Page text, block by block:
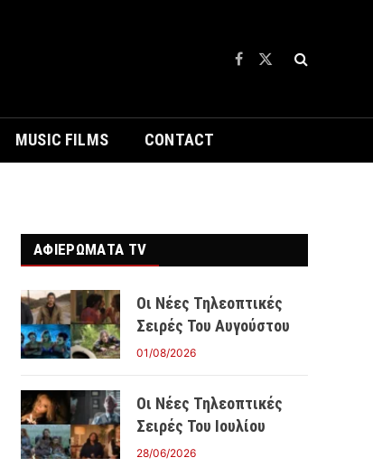
Facebook
X
MUSIC FILMS CONTACT
ΑΦΙΕΡΩΜΑΤΑ TV
Οι Νέες Τηλεοπτικές
Σειρές Του Αυγούστου
01/08/2026
Οι Νέες Τηλεοπτικές
Σειρές Του Ιουλίου
28/06/2026